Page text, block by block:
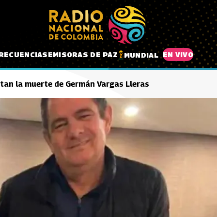
EMISORAS DE PAZ MUNDIAL EN VIVO
la muerte de Germán Vargas Lleras